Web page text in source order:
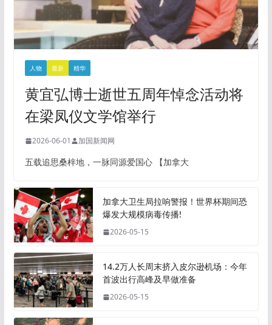
人物 最新 精华
黄宜弘博士逝世五周年悼念活动将
在梁凤仪文学馆举行
2026-06-01 加国新闻网
五载追思桑梓地，一脉同源爱国心 【加拿大
加拿大卫生局拉响警报！世界杯期间恐
爆发大规模病毒传播!
2026-05-15
14.2万人长周末挤入皮尔逊机场：今年
首波出行高峰及早做准备
2026-05-15